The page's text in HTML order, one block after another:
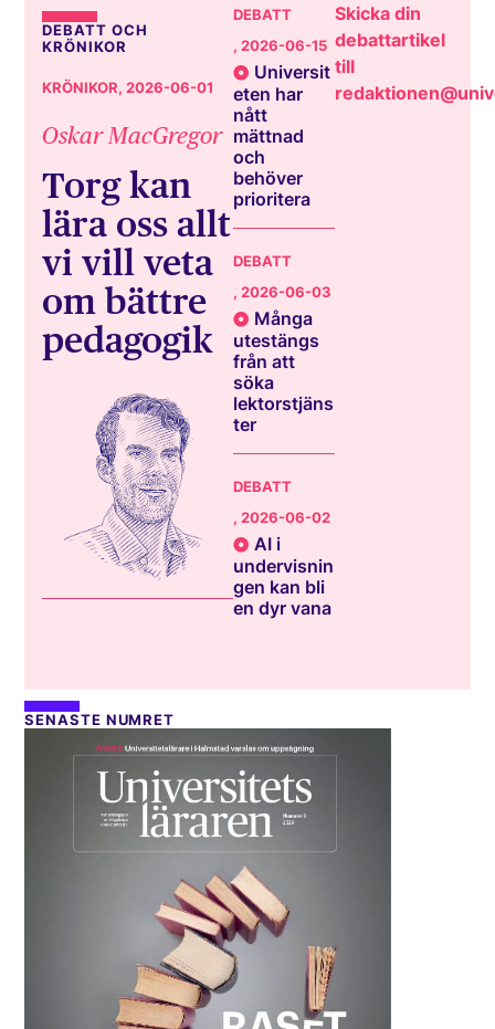
DEBATT OCH
KRÖNIKOR
KRÖNIKOR, 2026-06-01
Oskar MacGregor
Torg kan
lära oss allt
vi vill veta
om bättre
pedagogik
DEBATT
, 2026-06-15
Universit
eten har
nått
mättnad
och
behöver
prioritera
DEBATT
, 2026-06-03
Många
utestängs
från att
söka
lektorstjäns
ter
DEBATT
, 2026-06-02
AI i
undervisnin
gen kan bli
en dyr vana
Skicka din
debattartikel
till
SENASTE NUMRET